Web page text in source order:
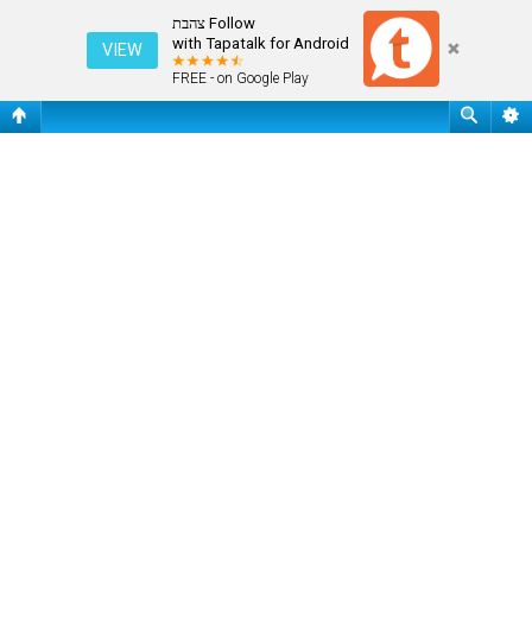
Follow צהבת
with Tapatalk for Android
FREE - on Google Play
VIEW
התחבר